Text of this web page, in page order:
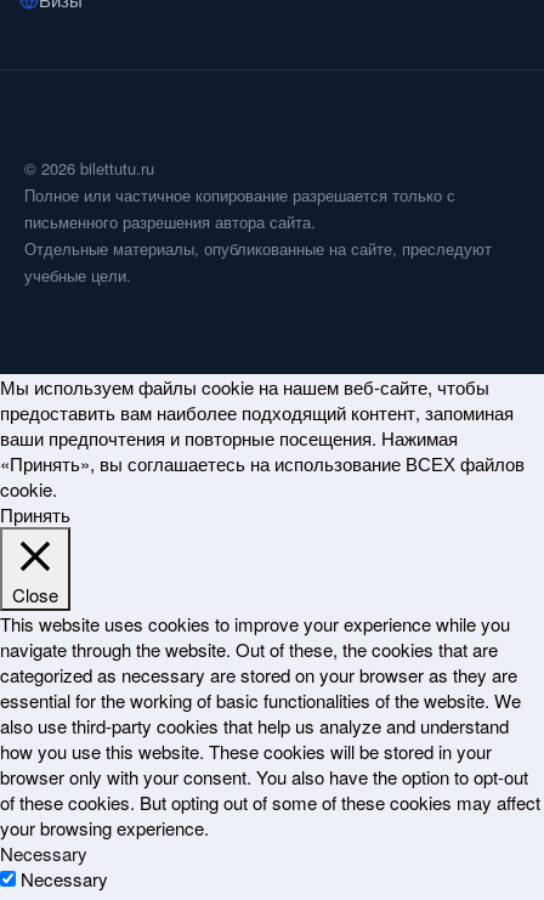
© 2026 bilettutu.ru
Полное или частичное копирование разрешается только с
письменного разрешения автора сайта.
Отдельные материалы, опубликованные на сайте, преследуют
учебные цели.
Мы используем файлы cookie на нашем веб-сайте, чтобы
предоставить вам наиболее подходящий контент, запоминая
ваши предпочтения и повторные посещения. Нажимая
«Принять», вы соглашаетесь на использование ВСЕХ файлов
cookie.
Принять
Close
This website uses cookies to improve your experience while you
navigate through the website. Out of these, the cookies that are
categorized as necessary are stored on your browser as they are
essential for the working of basic functionalities of the website. We
also use third-party cookies that help us analyze and understand
how you use this website. These cookies will be stored in your
browser only with your consent. You also have the option to opt-out
of these cookies. But opting out of some of these cookies may affect
your browsing experience.
Necessary
Necessary